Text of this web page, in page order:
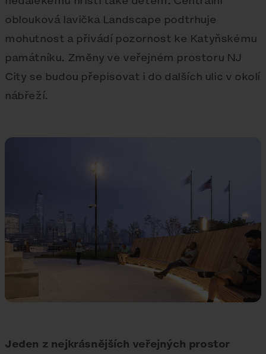
oblouková lavička Landscape podtrhuje
mohutnost a přivádí pozornost ke Katyňskému
památníku. Změny ve veřejném prostoru NJ
City se budou přepisovat i do dalších ulic v okolí
nábřeží.
Jeden z nejkrásnějších veřejných prostor